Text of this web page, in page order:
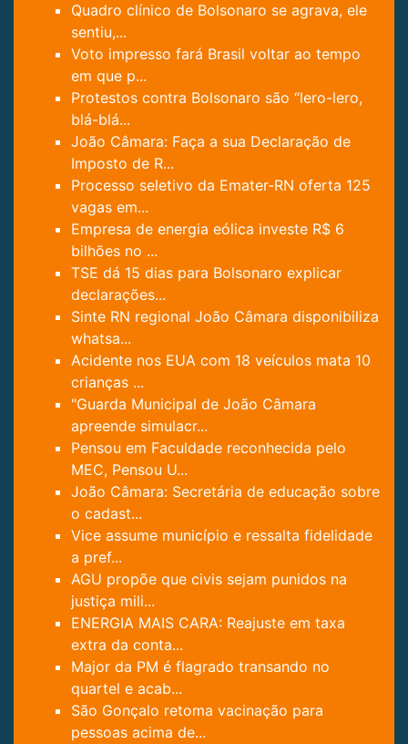
Quadro clínico de Bolsonaro se agrava, ele
sentiu,...
Voto impresso fará Brasil voltar ao tempo
em que p...
Protestos contra Bolsonaro são “lero-lero,
blá-blá...
João Câmara: Faça a sua Declaração de
Imposto de R...
Processo seletivo da Emater-RN oferta 125
vagas em...
Empresa de energia eólica investe R$ 6
bilhões no ...
TSE dá 15 dias para Bolsonaro explicar
declarações...
Sinte RN regional João Câmara disponibiliza
whatsa...
Acidente nos EUA com 18 veículos mata 10
crianças ...
"Guarda Municipal de João Câmara
apreende simulacr...
Pensou em Faculdade reconhecida pelo
MEC, Pensou U...
João Câmara: Secretária de educação sobre
o cadast...
Vice assume município e ressalta fidelidade
a pref...
AGU propõe que civis sejam punidos na
justiça mili...
ENERGIA MAIS CARA: Reajuste em taxa
extra da conta...
Major da PM é flagrado transando no
quartel e acab...
São Gonçalo retoma vacinação para
pessoas acima de...